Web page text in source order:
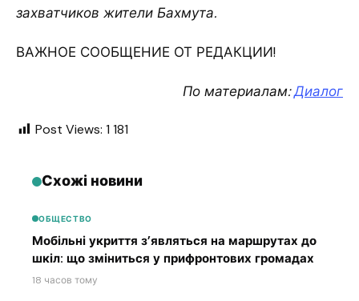
захватчиков жители Бахмута.
ВАЖНОЕ СООБЩЕНИЕ ОТ РЕДАКЦИИ!
По материалам:Диалог
Post Views: 1 181
Схожі новини
ОБЩЕСТВО
Мобільні укриття з’являться на маршрутах до
шкіл: що зміниться у прифронтових громадах
18 часов тому